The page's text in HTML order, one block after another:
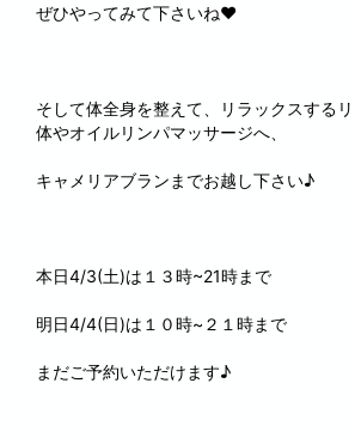
ぜひやってみて下さいね♥
そして体全身を整えて、リラックスする
体やオイルリンパマッサージへ、
キャメリアブランまでお越し下さい♪
本日4/3(土)は１３時~21時まで
明日4/4(日)は１０時~２１時まで
まだご予約いただけます♪